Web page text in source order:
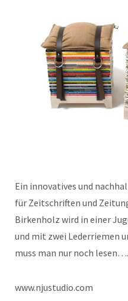
Ein innovatives und
für Zeitschriften und
Birkenholz wird in einer
und mit zwei Lederriemen
muss man nur noch
www.njustudio.com